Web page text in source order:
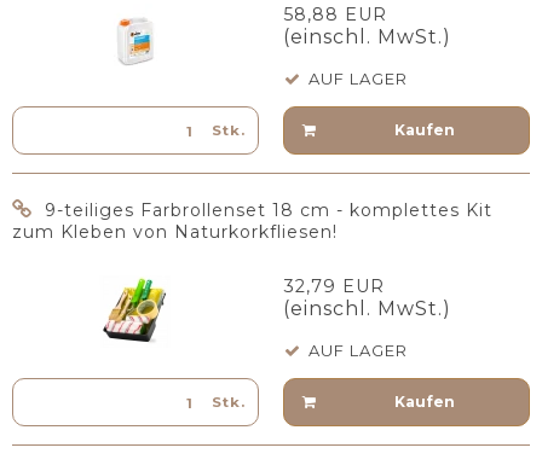
58,88 EUR
(einschl. MwSt.)
AUF LAGER
Stk. Kaufen
9-teiliges Farbrollenset 18 cm - komplettes Kit
zum Kleben von Naturkorkfliesen!
32,79 EUR
(einschl. MwSt.)
AUF LAGER
Stk. Kaufen